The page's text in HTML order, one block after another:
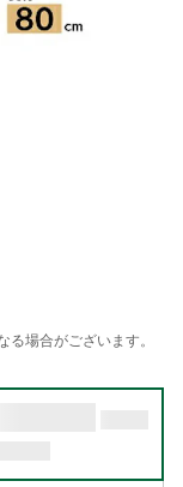
場合がございます。